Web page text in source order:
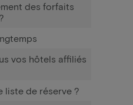
des forfaits
vos hôtels affiliés
liste de réserve ?